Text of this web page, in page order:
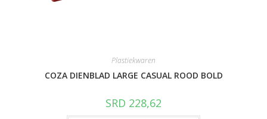
Plastiekwaren
COZA DIENBLAD LARGE CASUAL ROOD BOLD
SRD 228,62